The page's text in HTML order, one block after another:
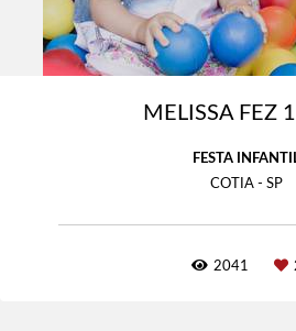
MELISSA FEZ
FESTA
COTIA - SP
2041